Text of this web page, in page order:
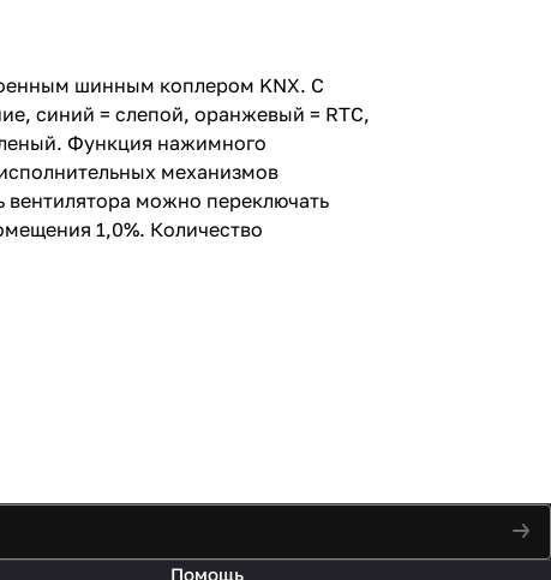
шинным коплером KNX. С
синий = слепой, оранжевый = RTC,
Функция нажимного
механизмов
можно переключать
1,0%. Количество
Помощь